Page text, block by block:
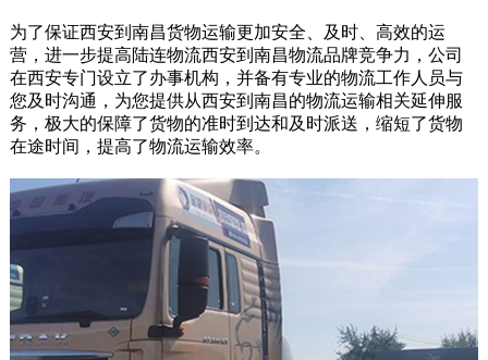
为了保证西安到南昌货物运输更加安全、及时、高效的运
营，进一步提高陆连物流西安到南昌物流品牌竞争力，公司
在西安专门设立了办事机构，并备有专业的物流工作人员与
您及时沟通，为您提供从西安到南昌的物流运输相关延伸服
务，极大的保障了货物的准时到达和及时派送，缩短了货物
在途时间，提高了物流运输效率。